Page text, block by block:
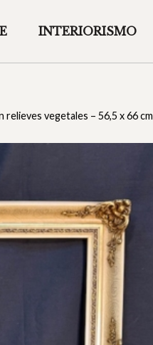
INTERIORISMO
vegetales – 56,5 x 66 cm